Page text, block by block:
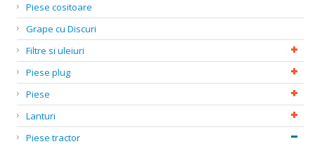
Piese cositoare
Grape cu Discuri
Filtre si uleiuri
Piese plug
Piese
Lanturi
Piese tractor